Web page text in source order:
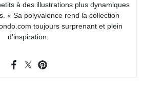
à des illustrations plus dynamiques
« Sa polyvalence rend la collection
toujours surprenant et plein
d'inspiration.